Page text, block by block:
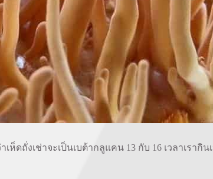
ห็ดถั่งเช่าจะเป็นเบต้ากลูแคน 13 กับ 16 เวลาเรากิ